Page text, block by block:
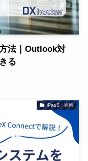
法｜Outlook対
る
iPaaS・連携